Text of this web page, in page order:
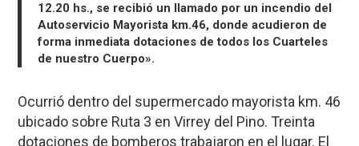
12.20 hs., se recibió un llamado por un incendio del
Autoservicio Mayorista km.46, donde acudieron de
forma inmediata dotaciones de todos los Cuarteles
de nuestro Cuerpo».
Ocurrió dentro del supermercado mayorista km. 46
ubicado sobre Ruta 3 en Virrey del Pino. Treinta
dotaciones de bomberos trabajaron en el lugar. El